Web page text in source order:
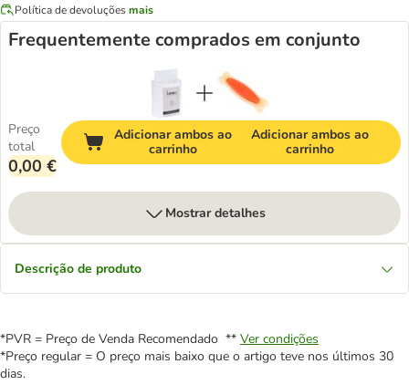
Política de devoluçõesmais
Frequentemente comprados em conjunto
Preço
total
0,00 €
Adicionar ambos ao
carrinho
Adicionar ambos ao
carrinho
Mostrar detalhes
Descrição de produto
*PVR = Preço de Venda Recomendado ** Ver condições
*Preço regular = O preço mais baixo que o artigo teve nos últimos 30
dias.